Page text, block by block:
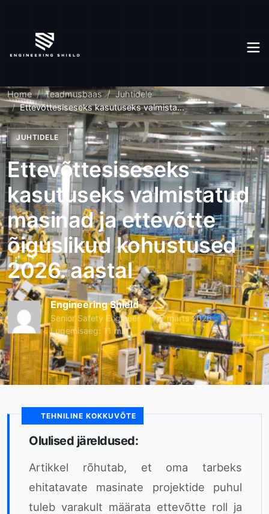
Home Teadmusbaas
Juhtidele
Ettevõttesiseseks kasutuseks valmista...
JUHTIDELE
Ettevõttesiseseks
kasutuseks valmistatud
masinad ja ettevõtte
õiguslikud kohustused
2026. aastal
Engineering Shield
Senior Safety Engineer
7 märts 2026
Lugemisaeg: 11 min
TEHNILINE KOKKUVÕTE
Olulised järeldused:
Artikkel rõhutab, et oma tarbeks
ehitatavate masinate projektide puhul
tuleb varakult määrata ettevõtte roll ja